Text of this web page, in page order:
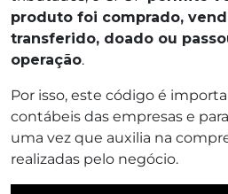
produto foi comprado,
transferido, doado ou
operação.
Por isso, este código é
contábeis das empresas e
uma vez que auxilia na
realizadas pelo negócio.